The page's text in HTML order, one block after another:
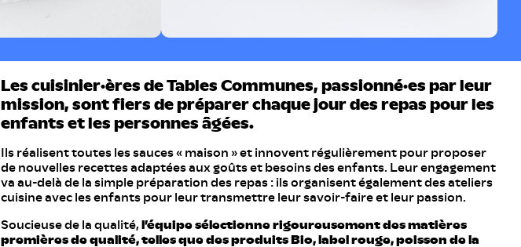
Les cuisinier·ères de Tables Communes, passionné·es par leur
mission, sont fiers de préparer chaque jour des repas pour les
enfants et les personnes âgées.
Ils réalisent toutes les sauces « maison » et innovent régulièrement pour proposer
de nouvelles recettes adaptées aux goûts et besoins des enfants. Leur engagement
va au-delà de la simple préparation des repas : ils organisent également des ateliers
cuisine avec les enfants pour leur transmettre leur savoir-faire et leur passion.
Soucieuse de la qualité, l’équipe sélectionne rigoureusement des matières
premières de qualité, telles que des produits Bio, label rouge, poisson de la